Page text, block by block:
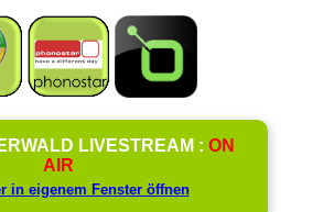
LIVESTREAM : ON
AIR
in eigenem Fenster öffnen